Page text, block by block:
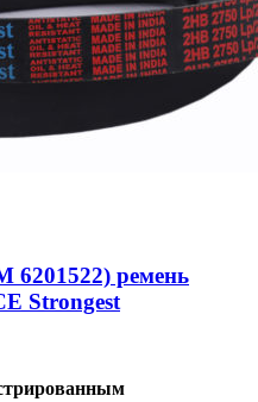
6201522) ремень
Strongest